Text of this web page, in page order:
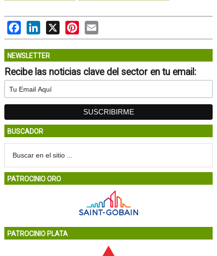
FacebookLinkedIn
X PinterestEmail
NEWSLETTER
Recibe las noticias clave del sector en tu email:
BUSCADOR
PATROCINIO ORO
PATROCINIO PLATA